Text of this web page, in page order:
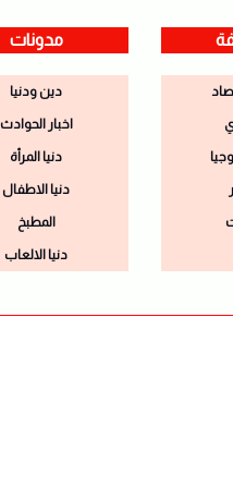
مدونات
دين ودنيا
اخبار الحوادث
دنيا المرأة
دنيا الاطفال
المطبخ
دنيا الالعاب